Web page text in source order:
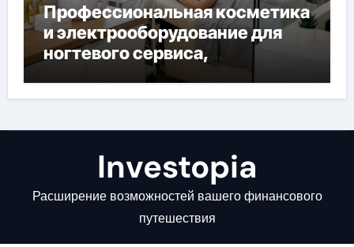
Профессиональная косметика
и электрооборудование для
ногтевого сервиса,
наращивания ресниц и
депиляции
Investopia
Расширение возможностей вашего финансового
путешествия